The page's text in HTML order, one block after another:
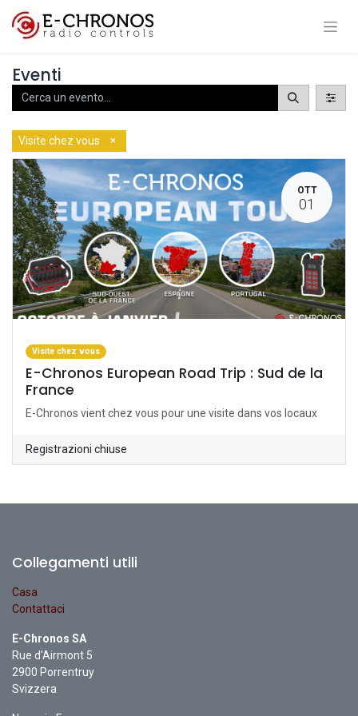
Eventi
Visite chez vous ×
OTT
01
Visite chez vous
E-Chronos European Road Trip : Sud de la
France
E-Chronos vient chez vous pour une visite dans vos locaux
Registrazioni chiuse
Collegamenti utili
Casa
Contattaci
E-Chronos SA
Rue d'Airmont 5
2900 Porrentruy
Svizzera